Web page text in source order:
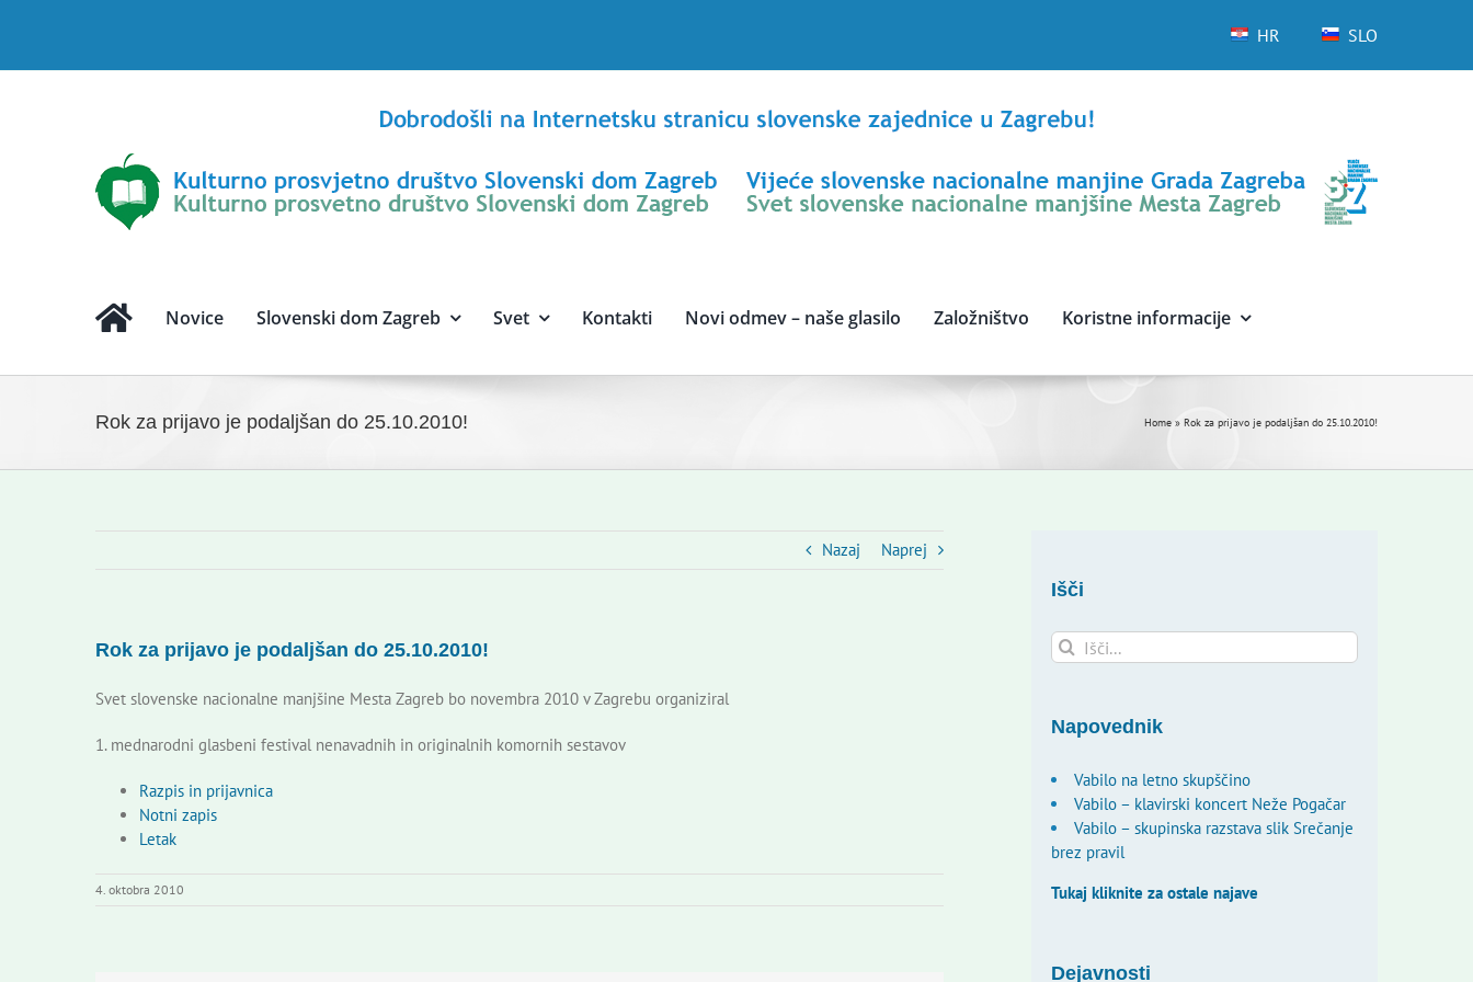
HR SLO
Novice Slovenski dom Zagreb Svet Kontakti Novi odmev – naše glasilo Založništvo Koristne informacije
Rok za prijavo je podaljšan do 25.10.2010! Home » Rok za prijavo je podaljšan do 25.10.2010!
Nazaj Naprej
Rok za prijavo je podaljšan do 25.10.2010!
Svet slovenske nacionalne manjšine Mesta Zagreb bo novembra 2010 v Zagrebu organiziral
1. mednarodni glasbeni festival nenavadnih in originalnih komornih sestavov
Razpis in prijavnica
Notni zapis
Letak
4. oktobra 2010
Išči
Search
for:
Napovednik
Vabilo na letno skupščino
Vabilo – klavirski koncert Neže Pogačar
Vabilo – skupinska razstava slik Srečanje
brez pravil
Tukaj kliknite za ostale najave
Dejavnosti